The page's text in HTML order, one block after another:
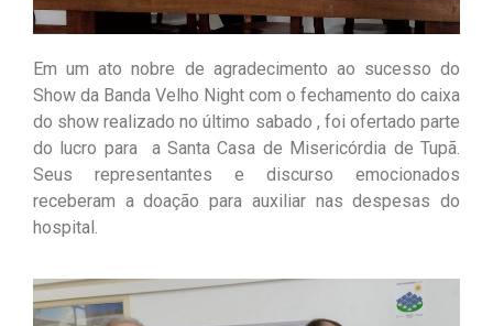
Em um ato nobre de agradecimento ao sucesso do
Show da Banda Velho Night com o fechamento do caixa
do show realizado no último sabado , foi ofertado parte
do lucro para a Santa Casa de Misericórdia de Tupã.
Seus representantes e discurso emocionados
receberam a doação para auxiliar nas despesas do
hospital.